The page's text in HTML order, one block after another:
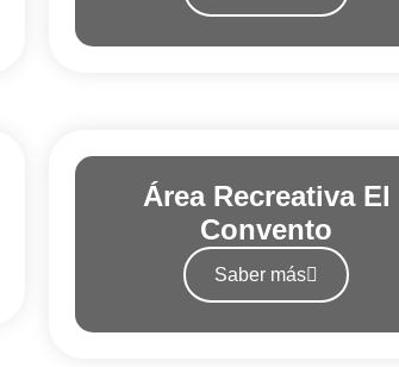
Área Recreativa El
Convento
Saber más